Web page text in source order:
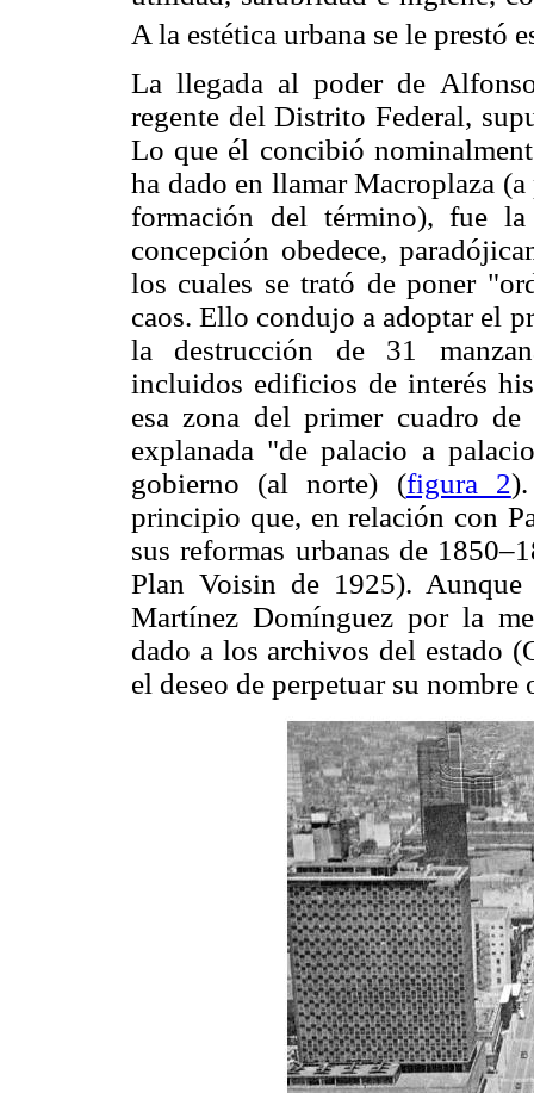
A la estética urbana se le prestó
La llegada al poder de
regente del Distrito Federal,
Lo que él concibió
ha dado en llamar Macroplaza
formación del término), fue
concepción obedece,
los cuales se trató de poner
caos. Ello condujo a adoptar el
la destrucción de 31
incluidos edificios de interés
esa zona del primer cuadro
explanada "de palacio a
gobierno (al norte) (figura 2
principio que, en relación con
sus reformas urbanas de
Plan Voisin de 1925).
Martínez Domínguez por la
dado a los archivos del estado
el deseo de perpetuar su